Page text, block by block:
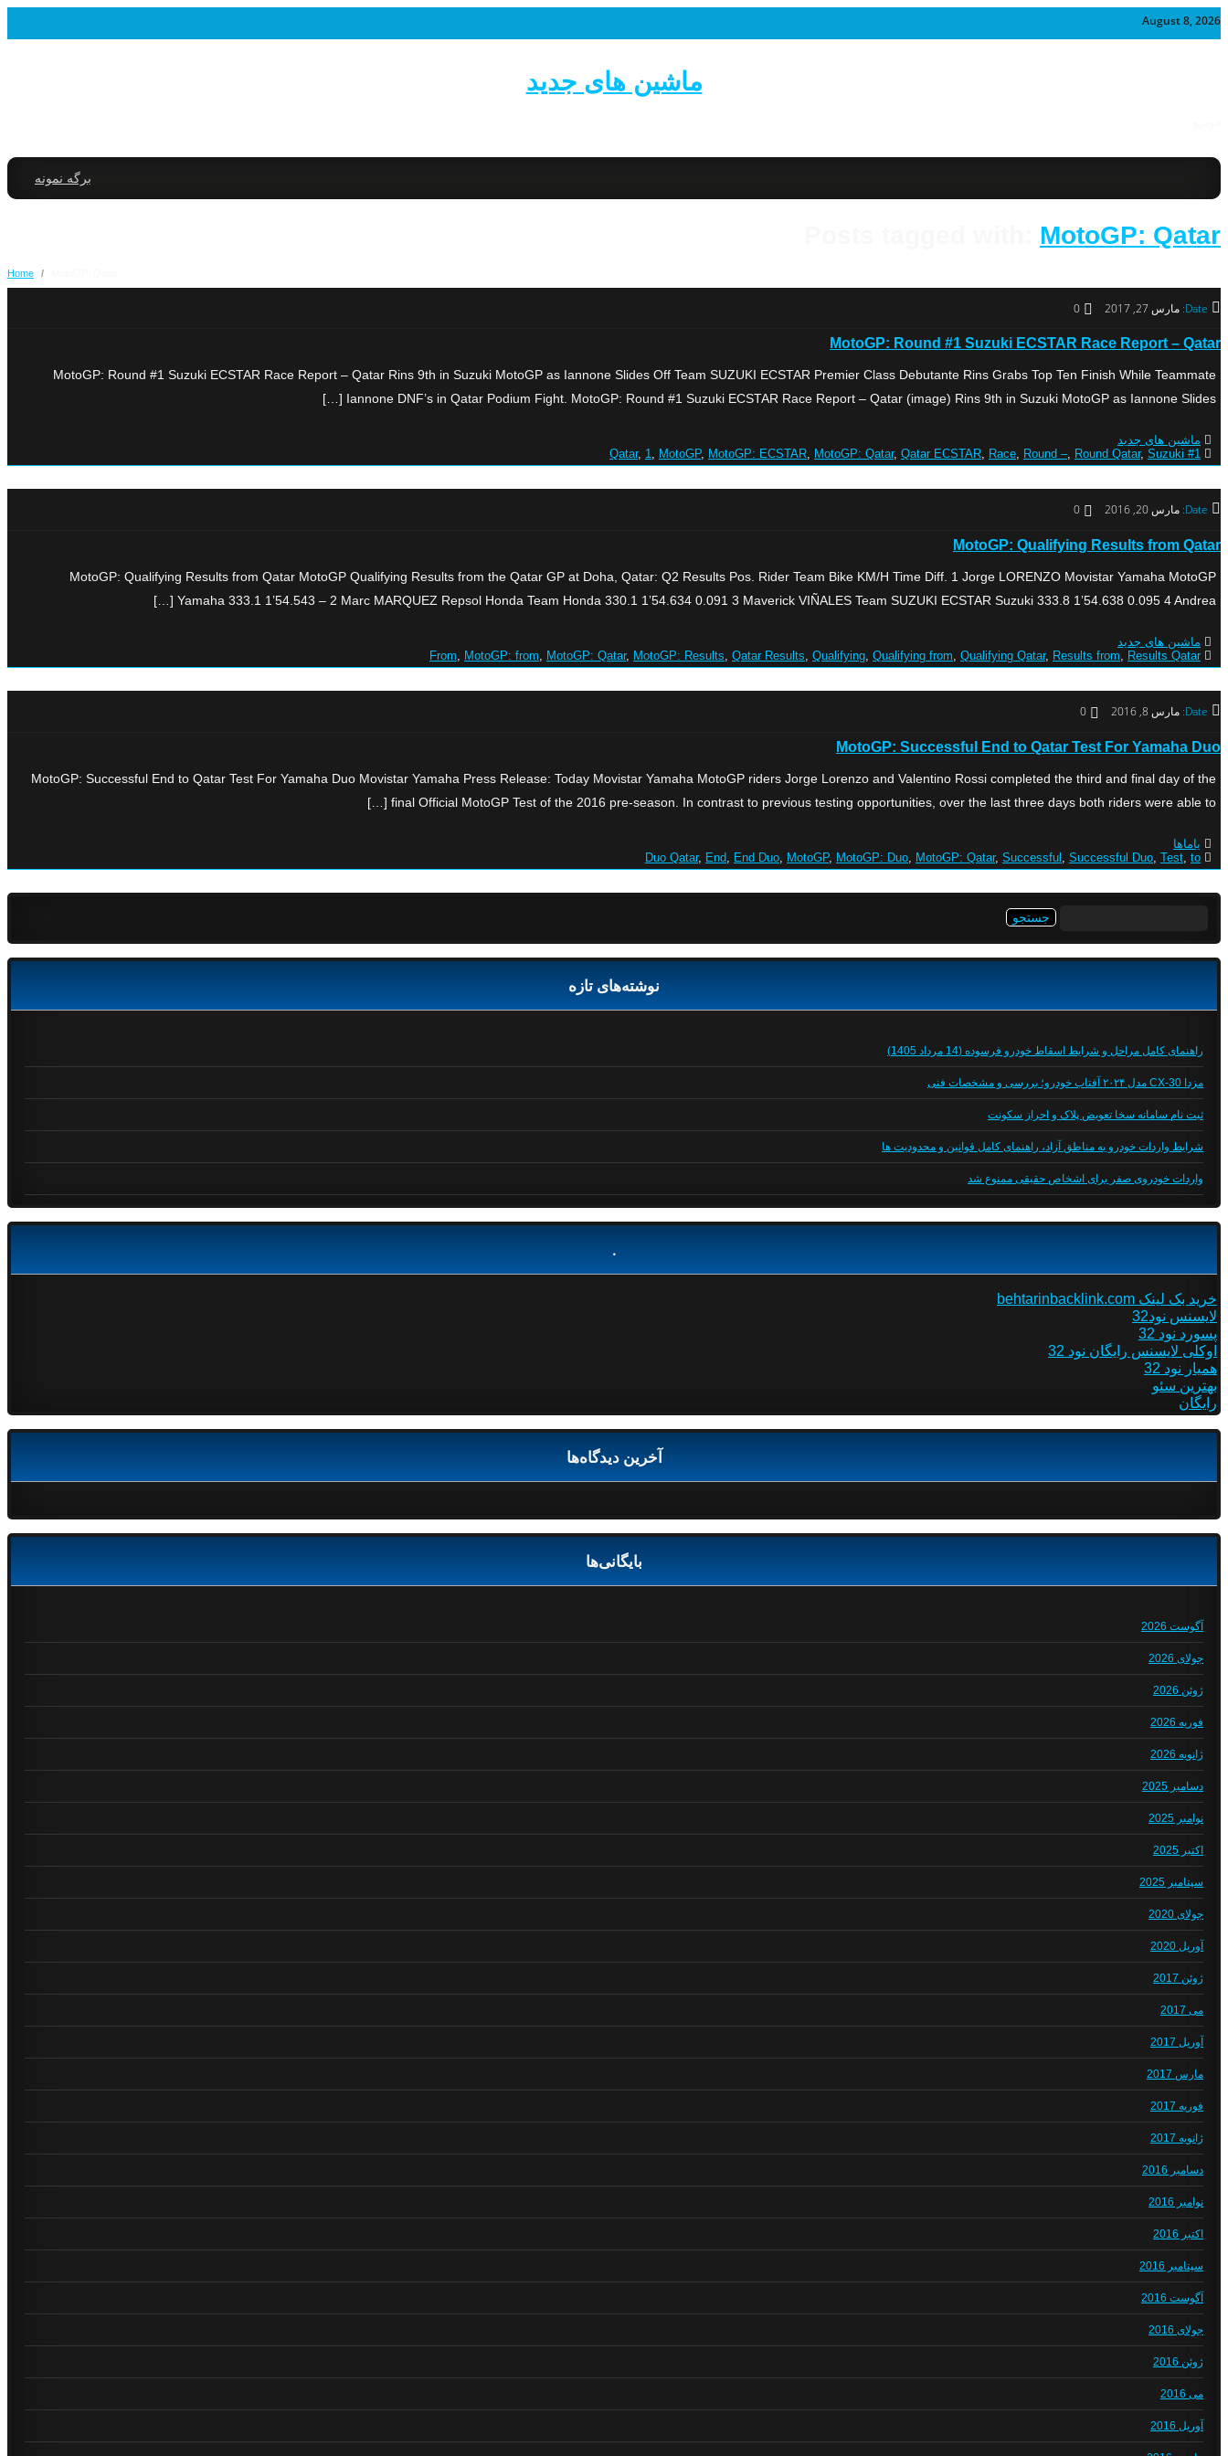
August 8, 2026
ماشین های جدید
برگه نمونه
MotoGP: Qatar
Home /
Date: مارس 27, 2017 0
MotoGP: Round #1 Suzuki ECSTAR Race Report – Qatar
MotoGP: Round #1 Suzuki ECSTAR Race Report – Qatar Rins 9th in Suzuki MotoGP as Iannone Slides Off Team SUZUKI ECSTAR Premier Class Debutante Rins Grabs Top Ten Finish While Teammate
Iannone DNF’s in Qatar Podium Fight. MotoGP: Round #1 Suzuki ECSTAR Race Report – Qatar (image) Rins 9th in Suzuki MotoGP as Iannone Slides […]
ماشین های جدید
#1 Qatar
, 1, MotoGP, MotoGP: ECSTAR, MotoGP: Qatar, Qatar ECSTAR, Race, Round –, Round Qatar, Suzuki
Date: مارس 20, 2016 0
MotoGP: Qualifying Results from Qatar
MotoGP: Qualifying Results from Qatar MotoGP Qualifying Results from the Qatar GP at Doha, Qatar: Q2 Results Pos. Rider Team Bike KM/H Time Diff. 1 Jorge LORENZO Movistar Yamaha MotoGP
Yamaha 333.1 1’54.543 – 2 Marc MARQUEZ Repsol Honda Team Honda 330.1 1’54.634 0.091 3 Maverick VIÑALES Team SUZUKI ECSTAR Suzuki 333.8 1’54.638 0.095 4 Andrea […]
ماشین های جدید
From, MotoGP: from, MotoGP: Qatar, MotoGP: Results, Qatar Results, Qualifying, Qualifying from, Qualifying Qatar, Results from, Results Qatar
Date: مارس 8, 2016 0
MotoGP: Successful End to Qatar Test For Yamaha Duo
MotoGP: Successful End to Qatar Test For Yamaha Duo Movistar Yamaha Press Release: Today Movistar Yamaha MotoGP riders Jorge Lorenzo and Valentino Rossi completed the third and final day of the
final Official MotoGP Test of the 2016 pre-season. In contrast to previous testing opportunities, over the last three days both riders were able to […]
یاماها
Duo Qatar, End End Duo MotoGP, MotoGP: Duo MotoGP: Qatar, Successful Successful Duo Test to
نوشته‌های تازه
راهنمای کامل مراحل و شرایط اسقاط خودرو فرسوده (14 مرداد 1405)
مزدا CX-30 مدل ۲۰۲۴ آفتاب خودرو؛ بررسی و مشخصات فنی
ثبت نام سامانه سخا تعویض پلاک و احراز سکونت
شرایط واردات خودرو به مناطق آزاد، راهنمای کامل قوانین و محدودیت ها
واردات خودروی صفر برای اشخاص حقیقی ممنوع شد
.
خرید بک لینک behtarinbacklink.com
لایسنس نود32
پسورد نود 32
اوکلی لایسنس رایگان نود 32
همیار نود 32
بهترین سئو
رایگان
آخرین دیدگاه‌ها
بایگانی‌ها
آگوست 2026
جولای 2026
ژوئن 2026
فوریه 2026
ژانویه 2026
دسامبر 2025
نوامبر 2025
اکتبر 2025
سپتامبر 2025
جولای 2020
آوریل 2020
ژوئن 2017
می 2017
آوریل 2017
مارس 2017
فوریه 2017
ژانویه 2017
دسامبر 2016
نوامبر 2016
اکتبر 2016
سپتامبر 2016
آگوست 2016
جولای 2016
ژوئن 2016
می 2016
آوریل 2016